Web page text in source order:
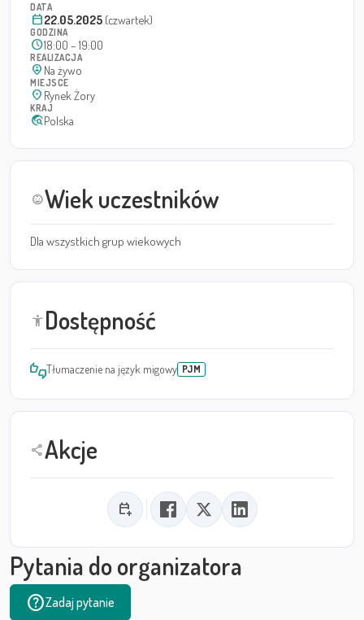
DATA
calendar_today22.05.2025 (czwartek)
GODZINA
schedule18:00 – 19:00
REALIZACJA
person_pin_circle Na żywo
MIEJSCE
location_on Rynek Żory
KRAJ
travel_explorePolska
child_careWiek uczestników
Dla wszystkich grup wiekowych
accessibility_newDostępność
thumbs_up_downTłumaczenie na język migowy PJM
shareAkcje
calendar_add_on
Pytania do organizatora
helpZadaj pytanie